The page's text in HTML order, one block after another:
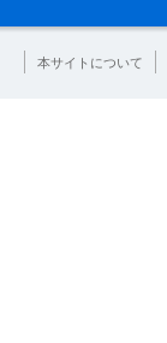
本サイトについて